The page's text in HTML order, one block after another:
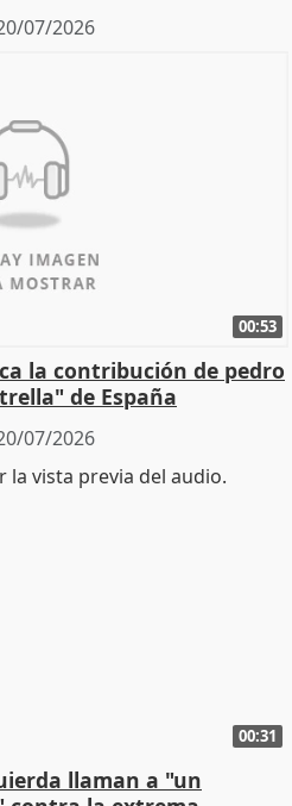
07/2026
00:53
la contribución de pedro
de España
07/2026
00:31
llaman a "un